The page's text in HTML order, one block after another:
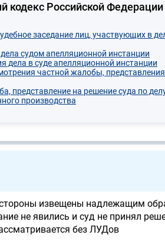
кодекс Российской Федерации
заседание лиц, участвующих в
судом апелляционной инстанции
дела в суде апелляционной инстанции
частной жалобы, представления
представление на решение суда по
производства
извещены надлежащим
не явились и суд не принял
без ЛУДов